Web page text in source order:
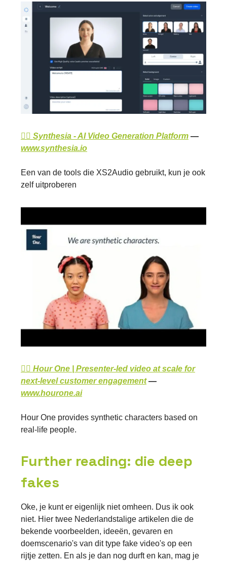
👉🏽 Synthesia - AI Video Generation Platform —
www.synthesia.io
Een van de tools die XS2Audio gebruikt, kun je ook
zelf uitproberen
👉🏽 Hour One | Presenter-led video at scale for
next-level customer engagement—
www.hourone.ai
Hour One provides synthetic characters based on
real-life people.
Further reading: die deep
fakes
Oke, je kunt er eigenlijk niet omheen. Dus ik ook
niet. Hier twee Nederlandstalige artikelen die de
bekende voorbeelden, ideeën, gevaren en
doemscenario's van dit type fake video's op een
rijtje zetten. En als je dan nog durft en kan, mag je